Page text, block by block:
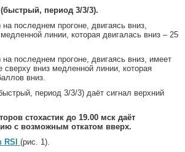
(быстрый, период 3/3/3).
последнем прогоне, двигаясь вниз,
линии, которая двигалась вниз – 25
последнем прогоне, двигаясь вниз, имеет
сверху вниз медленной линии, которая
вниз.
период 3/3/3) даёт сигнал верхний
стохастик до 19.00 мск даёт
с возможным откатом вверх.
RSI (рис. 1).